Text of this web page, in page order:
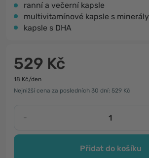
ranní a večerní kapsle
multivitamínové kapsle s minerály
kapsle s DHA
529 Kč
18 Kč/den
Nejnižší cena za posledních 30 dní: 529 Kč
-
Přidat do košíku